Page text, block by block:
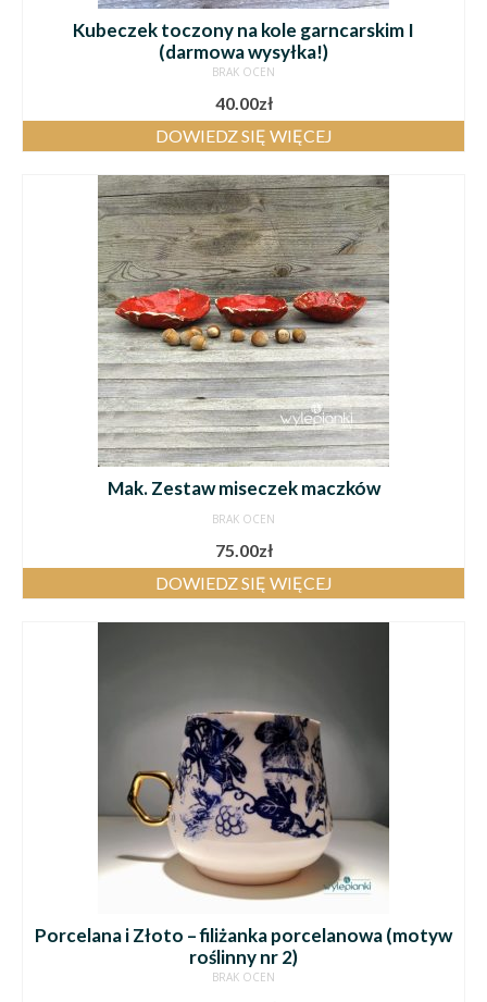
Kubeczek toczony na kole garncarskim I
(darmowa wysyłka!)
BRAK OCEN
40.00zł
DOWIEDZ SIĘ WIĘCEJ
Mak. Zestaw miseczek maczków
BRAK OCEN
75.00zł
DOWIEDZ SIĘ WIĘCEJ
Porcelana i Złoto – filiżanka porcelanowa (motyw
roślinny nr 2)
BRAK OCEN